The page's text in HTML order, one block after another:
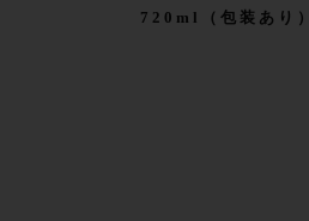
720ml（包装あり）